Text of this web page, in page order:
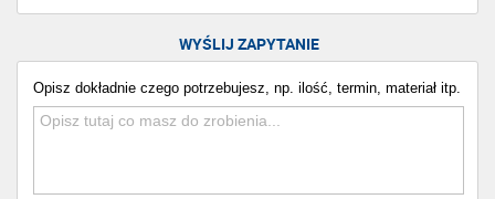
WYŚLIJ ZAPYTANIE
Opisz dokładnie czego potrzebujesz, np. ilość, termin, materiał itp.